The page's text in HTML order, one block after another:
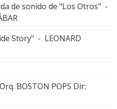
de sonido de "Los Otros" -
Story" - LEONARD
BOSTON POPS Dir: